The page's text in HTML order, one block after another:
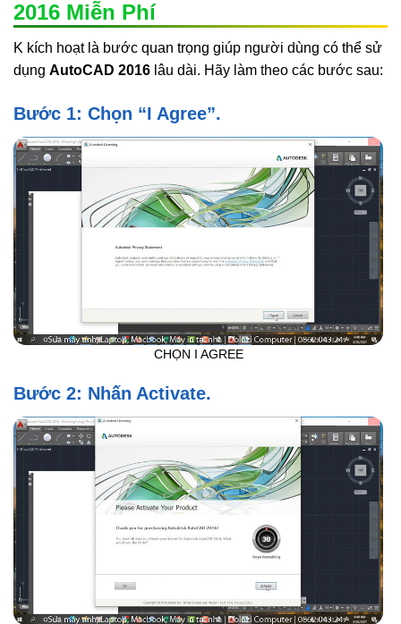
2016 Miễn Phí
K kích hoạt là bước quan trọng giúp người dùng có thể sử
dụng AutoCAD 2016 lâu dài. Hãy làm theo các bước sau:
Bước 1: Chọn “I Agree”.
CHỌN I AGREE
Bước 2: Nhấn Activate.